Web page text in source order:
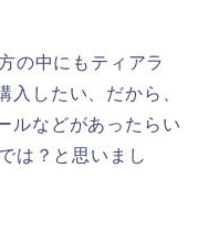
の中にもティアラ
入したい、だから、
ルなどがあったらい
は？と思いまし